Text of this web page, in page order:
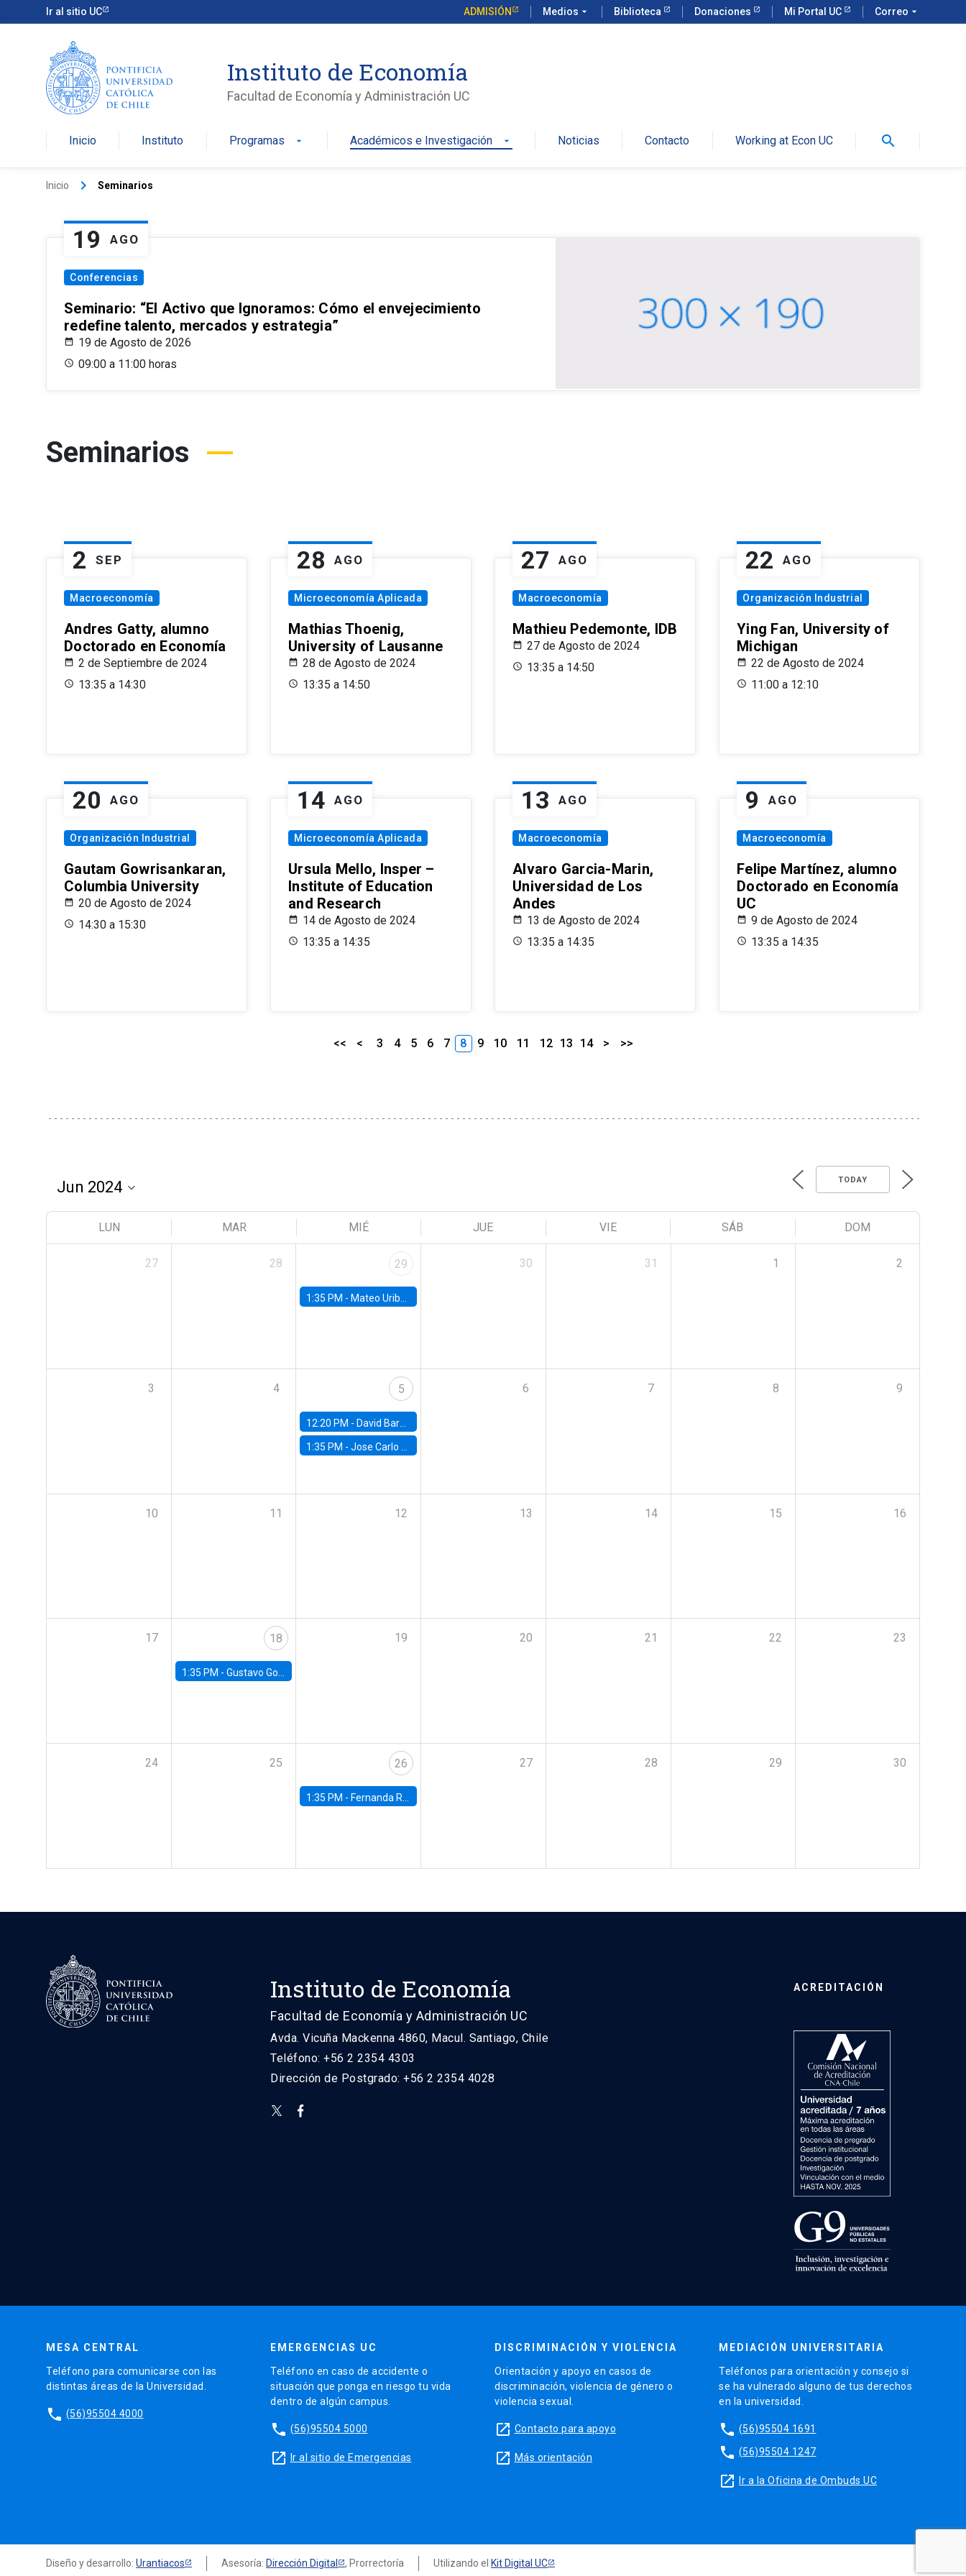
Ir al sitio UC ADMISIÓN Medios arrow_drop_down Biblioteca Donaciones Mi Portal UC Correo arrow_drop_down
Instituto de Economía
Facultad de Economía y Administración UC
Inicio Instituto Programas arrow_drop_down Académicos e Investigación arrow_drop_down Noticias Contacto Working at Econ UC search
Inicio keyboard_arrow_right Seminarios
19 AGO
Conferencias
Seminario: “El Activo que Ignoramos: Cómo el envejecimiento
redefine talento, mercados y estrategia”
19 de Agosto de 2026
09:00 a 11:00 horas
Seminarios
2 SEP
Macroeconomía
Andres Gatty, alumno
Doctorado en Economía
2 de Septiembre de 2024
13:35 a 14:30
28 AGO
Microeconomía Aplicada
Mathias Thoenig,
University of Lausanne
28 de Agosto de 2024
13:35 a 14:50
27 AGO
Macroeconomía
Mathieu Pedemonte, IDB
27 de Agosto de 2024
13:35 a 14:50
22 AGO
Organización Industrial
Ying Fan, University of
Michigan
22 de Agosto de 2024
11:00 a 12:10
20 AGO
Organización Industrial
Gautam Gowrisankaran,
Columbia University
20 de Agosto de 2024
14:30 a 15:30
14 AGO
Microeconomía Aplicada
Ursula Mello, Insper –
Institute of Education
and Research
14 de Agosto de 2024
13:35 a 14:35
13 AGO
Macroeconomía
Alvaro Garcia-Marin,
Universidad de Los
Andes
13 de Agosto de 2024
13:35 a 14:35
9 AGO
Macroeconomía
Felipe Martínez, alumno
Doctorado en Economía
UC
9 de Agosto de 2024
13:35 a 14:35
<< < 3 4 5 6 7 8 9 10 11 12 13 14 > >>
TODAY
LUN MAR MIÉ JUE VIE SÁB DOM
27 28 29
1:35 PM - Mateo Uribe-Castro, Universidad de los Andes (Colombia)
30 31 1 2
3 4 5
12:20 PM - David Bardey, Universidad de los Andes - CEDE
1:35 PM -Jose Carlo Bermudez, UC (ME) & World Bank
6 7 8 9
10 11 12 13 14 15 16
17 18
1:35 PM - Gustavo González, Banco Central de Chile
19 20 21 22 23
24 25 26
1:35 PM - Fernanda Rojas Ampuero, University of Wisconsin-Madison
27 28 29 30
Instituto de Economía
Facultad de Economía y Administración UC
Avda. Vicuña Mackenna 4860, Macul. Santiago, Chile
Teléfono: +56 2 2354 4303
Dirección de Postgrado: +56 2 2354 4028
ACREDITACIÓN
MESA CENTRAL
Teléfono para comunicarse con las
distintas áreas de la Universidad.
phone (56)95504 4000
EMERGENCIAS UC
Teléfono en caso de accidente o
situación que ponga en riesgo tu vida
dentro de algún campus.
phone (56)95504 5000
launch Ir al sitio de Emergencias
DISCRIMINACIÓN Y VIOLENCIA
Orientación y apoyo en casos de
discriminación, violencia de género o
violencia sexual.
launch Contacto para apoyo
launch Más orientación
MEDIACIÓN UNIVERSITARIA
Teléfonos para orientación y consejo si
se ha vulnerado alguno de tus derechos
en la universidad.
phone (56)95504 1691
phone (56)95504 1247
launch Ir a la Oficina de Ombuds UC
Diseño y desarrollo: Urantiacos Asesoría: Dirección Digital , Prorrectoría Utilizando el Kit Digital UC